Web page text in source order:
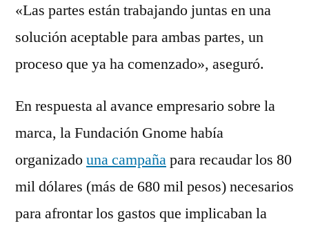
«Las partes están trabajando juntas en una
solución aceptable para ambas partes, un
proceso que ya ha comenzado», aseguró.
En respuesta al avance empresario sobre la
marca, la Fundación Gnome había
organizadouna campañapara recaudar los 80
mil dólares (más de 680 mil pesos) necesarios
para afrontar los gastos que implicaban la